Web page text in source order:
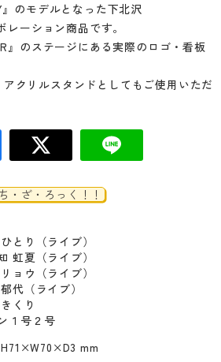
のモデルとなった下北沢
レーション商品です。
』のステージにある実際のロゴ・看板
クリルスタンドとしてもご使用いただ
・ざ・ろっく！！
とり（ライブ）
虹夏（ライブ）
ョウ（ライブ）
代（ライブ）
くり
１号２号
mm